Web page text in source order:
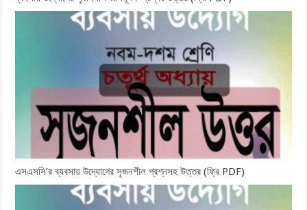
এসএসসি’র ব্যবসায় উদ্যোগের সৃজনশীল প্রশ্নসহ উত্তর (ফ্রি PDF)